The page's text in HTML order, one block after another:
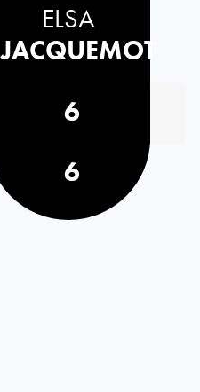
ELSA
JACQUEMOT
6
6